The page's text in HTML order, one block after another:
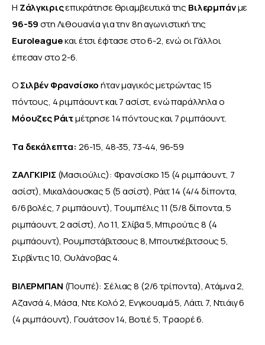
Η Ζάλγκιρις επικράτησε θριαμβευτικά της Βιλερμπάν με
96-59 στη Λιθουανία για την 8η αγωνιστική της
Euroleague και έτσι έφτασε στο 6-2, ενώ οι Γάλλοι
έπεσαν στο 2-6.
Ο Σιλβέν Φρανσίσκο ήταν μαγικός μετρώντας 15
πόντους, 4 ριμπάουντ και 7 ασίστ, ενώ παράλληλα ο
Μόουζες Ράιτ μέτρησε 14 πόντους και 7 ριμπάουντ.
Τα δεκάλεπτα: 26-15, 48-35, 73-44, 96-59
ΖΑΛΓΚΙΡΙΣ (Μασιούλις): Φρανσίσκο 15 (4 ριμπάουντ, 7
ασίστ), Μικαλάουσκας 5 (5 ασίστ), Ράιτ 14 (4/4 δίποντα,
6/6 βολές, 7 ριμπάουντ), Τουμπέλις 11 (5/8 δίποντα, 5
ριμπάουντ, 2 ασίστ), Λο 11, Σλίβα 5, Μπιρούτις 8 (4
ριμπάουντ), Ρουμπστάβιτσους 8, Μπουτκέβιτσους 5,
Σιρβίντις 10, Ουλάνοβας 4.
ΒΙΛΕΡΜΠΑΝ (Πουπέ): Σέλιας 8 (2/6 τρίποντα), Ατάμνα 2,
Αζανσά 4, Μάσα, Ντε Κολό 2, Ενγκουαμά 5, Λάιτι 7, Ντιάιγ 6
(4 ριμπάουντ), Γουάτσον 14, Βοτιέ 5, Τραορέ 6.